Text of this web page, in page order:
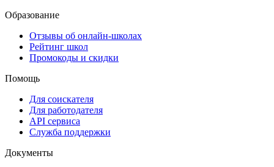
Образование
Отзывы об онлайн-школах
Рейтинг школ
Промокоды и скидки
Помощь
Для соискателя
Для работодателя
API сервиса
Служба поддержки
Документы